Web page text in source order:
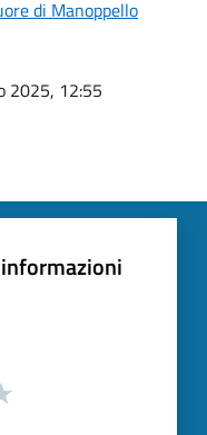
di Manoppello
2025, 12:55